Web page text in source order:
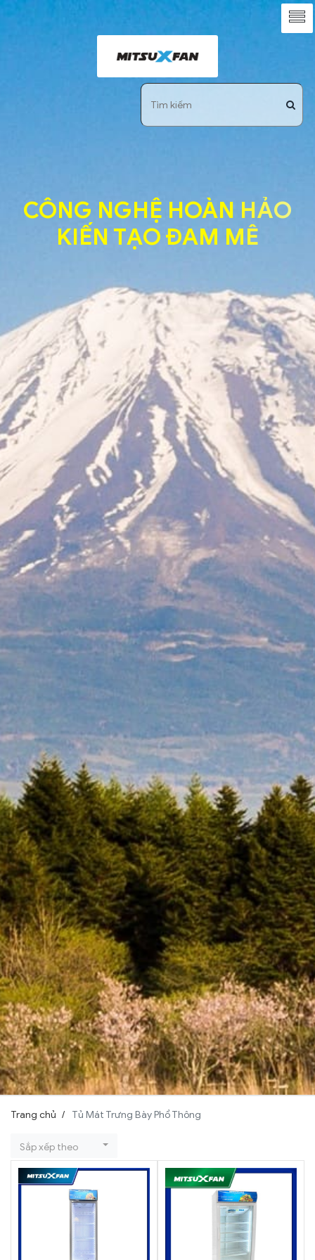
CÔNG NGHỆ HOÀN HẢO
KIẾN TẠO ĐAM MÊ
Trang chủ Tủ Mát Trưng Bày Phổ Thông
Sắp xếp theo